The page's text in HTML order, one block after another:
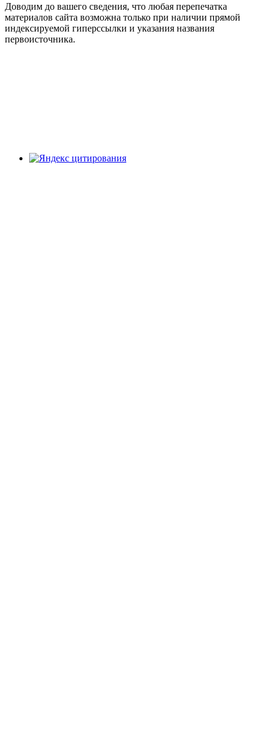
Доводим до вашего сведения, что любая перепечатка
материалов сайта возможна только при наличии прямой
индексируемой гиперссылки и указания названия
первоисточника.